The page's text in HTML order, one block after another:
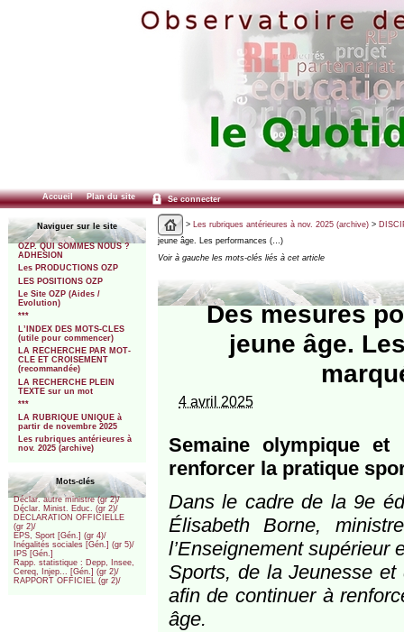
Accueil Plan du site Se connecter
Naviguer sur le site
OZP. QUI SOMMES NOUS ?
ADHESION
Les PRODUCTIONS OZP
LES POSITIONS OZP
Le Site OZP (Aides /
Evolution)
***
L’INDEX DES MOTS-CLES
(utile pour commencer)
LA RECHERCHE PAR MOT-
CLE ET CROISEMENT
(recommandée)
LA RECHERCHE PLEIN
TEXTE sur un mot
***
LA RUBRIQUE UNIQUE à
partir de novembre 2025
Les rubriques antérieures à
nov. 2025 (archive)
Mots-clés
Déclar. autre ministre (gr 2)/
Déclar. Minist. Educ. (gr 2)/
DÉCLARATION OFFICIELLE
(gr 2)/
EPS, Sport [Gén.] (gr 4)/
Inégalités sociales [Gén.] (gr 5)/
IPS [Gén.]
Rapp. statistique : Depp, Insee,
Cereq, Injep... [Gén.] (gr 2)/
RAPPORT OFFICIEL (gr 2)/
> Les rubriques antérieures à nov. 2025 (archive)>
jeune âge. Les performances (…)
Voir à gauche les mots-clés liés à cet article
Des mesures
jeune âge.
4 avril 2025
Semaine olympique
renforcer la pratique
Dans le cadre de la 9e
Élisabeth Borne,
l’Enseignement supérieur
Sports, de la Jeunesse
afin de continuer à
âge.